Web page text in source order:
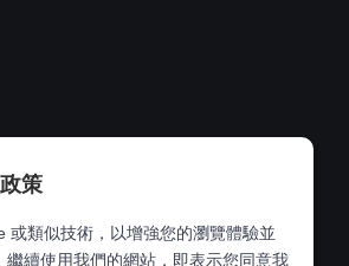
策
或類似技術，以增強您的瀏覽體驗並
繼續使用我們的網站，即表示您同意我